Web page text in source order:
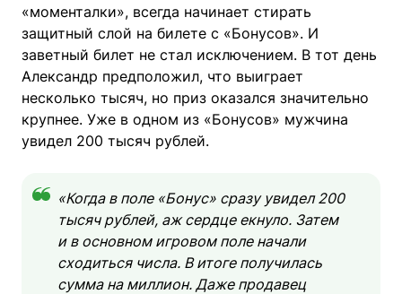
«моменталки», всегда начинает стирать
защитный слой на билете с «Бонусов». И
заветный билет не стал исключением. В тот день
Александр предположил, что выиграет
несколько тысяч, но приз оказался значительно
крупнее. Уже в одном из «Бонусов» мужчина
увидел 200 тысяч рублей.
«Когда в поле «Бонус» сразу увидел 200
тысяч рублей, аж сердце екнуло. Затем
и в основном игровом поле начали
сходиться числа. В итоге получилась
сумма на миллион. Даже продавец